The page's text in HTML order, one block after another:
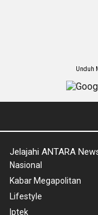
Unduh
Jelajahi ANTARA
Nasional
Kabar Megapolitan
Lifestyle
Iptek